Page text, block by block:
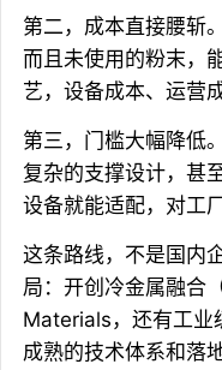
第二，成本直接腰斩
而且未使用的粉末，
艺，设备成本、运营
第三，门槛大幅降低
复杂的支撑设计，甚
设备就能适配，对工
这条路线，不是国内
局：开创冷金属融合
Materials，还有工业
成熟的技术体系和落